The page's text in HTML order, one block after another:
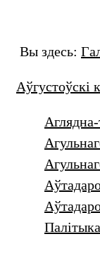
Вы здесь:
Аўгустоўскі